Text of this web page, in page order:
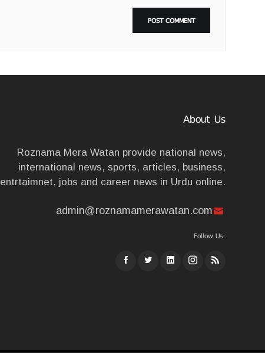
About Us
Roznama Mera Watan provide national news,
international news, sports, articles, business,
entrtaimnet, jobs and career news in Urdu online.
admin@roznamamerawatan.com
Follow Us: